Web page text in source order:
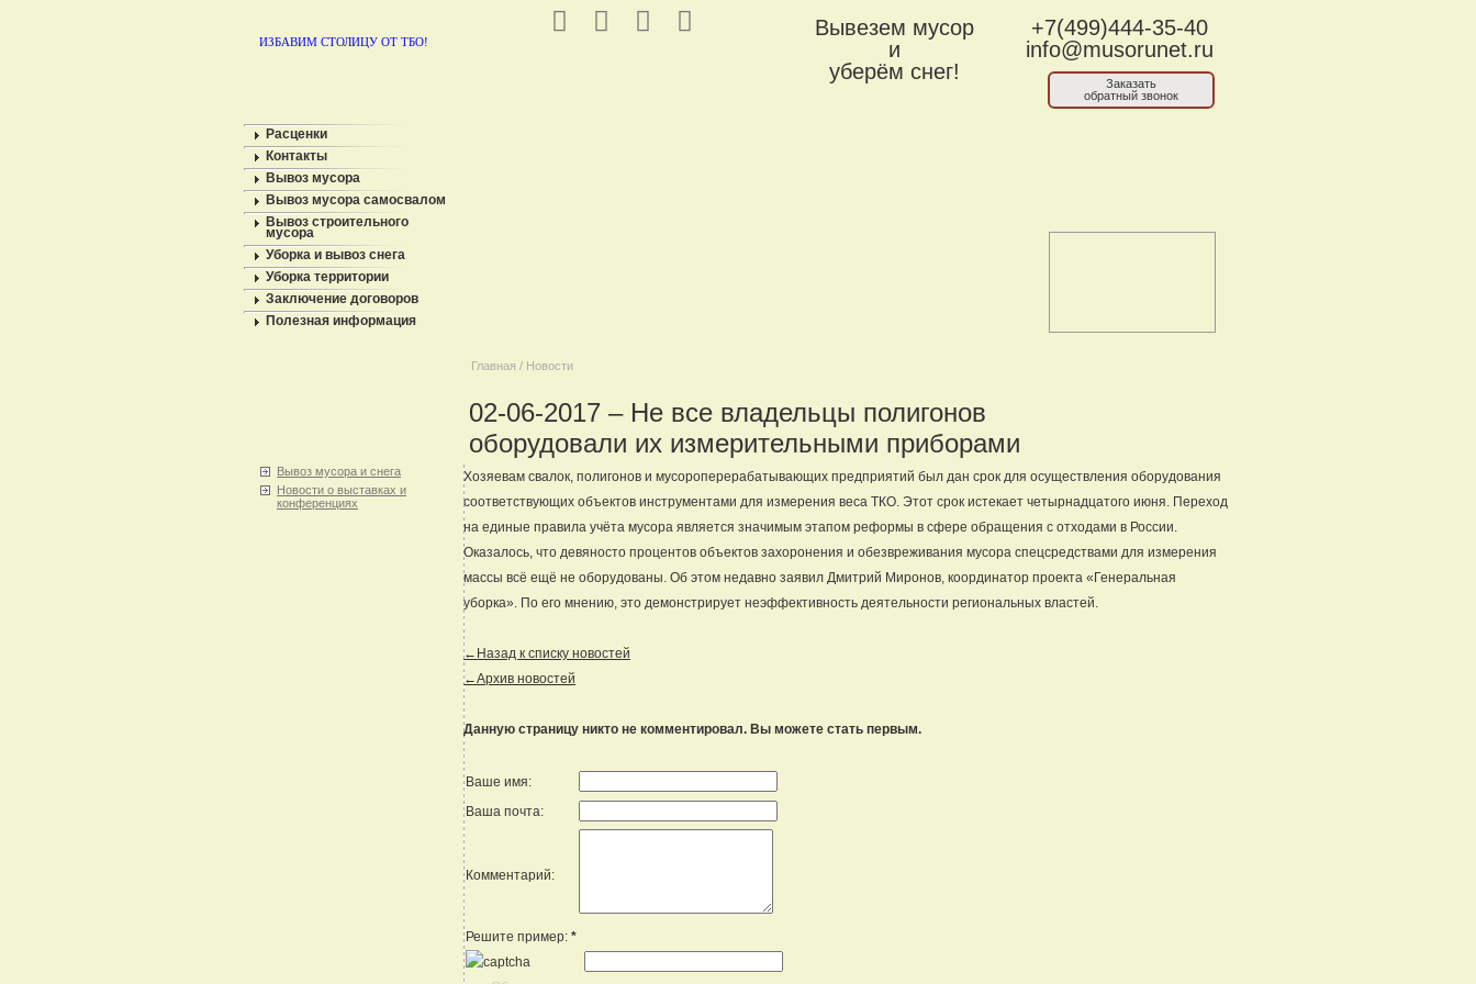
ИЗБАВИМ СТОЛИЦУ ОТ ТБО!
Вывезем мусор
и
уберём снег!
+7(499)444-35-40
info@musorunet.ru
Заказать
обратный звонок
Расценки
Контакты
Вывоз мусора
Вывоз мусора самосвалом
Вывоз строительного
мусора
Уборка и вывоз снега
Уборка территории
Заключение договоров
Полезная информация
Главная / Новости
02-06-2017 – Не все владельцы полигонов
оборудовали их измерительными приборами
Вывоз мусора и снега
Новости о выставках и
конференциях
Хозяевам свалок, полигонов и мусороперерабатывающих предприятий был дан срок для осуществления оборудования
соответствующих объектов инструментами для измерения веса ТКО. Этот срок истекает четырнадцатого июня. Переход
на единые правила учёта мусора является значимым этапом реформы в сфере обращения с отходами в России.
Оказалось, что девяносто процентов объектов захоронения и обезвреживания мусора спецсредствами для измерения
массы всё ещё не оборудованы. Об этом недавно заявил Дмитрий Миронов, координатор проекта «Генеральная
уборка». По его мнению, это демонстрирует неэффективность деятельности региональных властей.
←Назад к списку новостей
←Архив новостей
Данную страницу никто не комментировал. Вы можете стать первым.
Ваше имя:
Ваша почта:
Комментарий:
Решите пример: *